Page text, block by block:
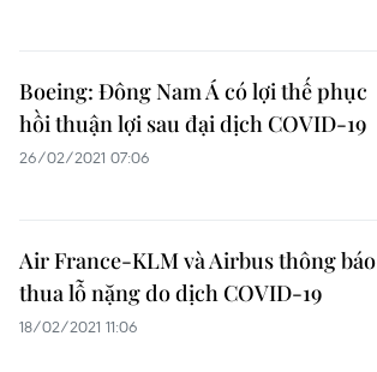
Boeing: Đông Nam Á có lợi thế phục
hồi thuận lợi sau đại dịch COVID-19
26/02/2021 07:06
Air France-KLM và Airbus thông báo
thua lỗ nặng do dịch COVID-19
18/02/2021 11:06